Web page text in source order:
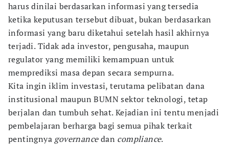
harus dinilai berdasarkan informasi yang tersedia
ketika keputusan tersebut dibuat, bukan berdasarkan
informasi yang baru diketahui setelah hasil akhirnya
terjadi. Tidak ada investor, pengusaha, maupun
regulator yang memiliki kemampuan untuk
memprediksi masa depan secara sempurna.
Kita ingin iklim investasi, terutama pelibatan dana
institusional maupun BUMN sektor teknologi, tetap
berjalan dan tumbuh sehat. Kejadian ini tentu menjadi
pembelajaran berharga bagi semua pihak terkait
pentingnya governancedan compliance.